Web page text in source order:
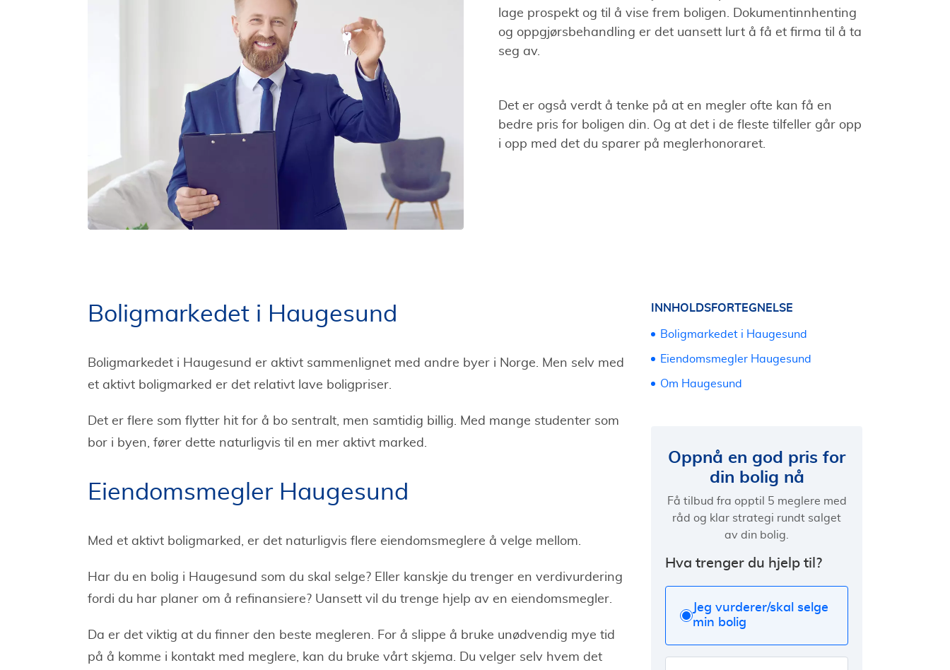
lage prospekt og til å vise frem boligen. Dokumentinnhenting
og oppgjørsbehandling er det uansett lurt å få et firma til å ta
seg av.
Det er også verdt å tenke på at en megler ofte kan få en
bedre pris for boligen din. Og at det i de fleste tilfeller går opp
i opp med det du sparer på meglerhonoraret.
Boligmarkedet i Haugesund
Boligmarkedet i Haugesund er aktivt sammenlignet med andre byer i Norge. Men selv med
et aktivt boligmarked er det relativt lave boligpriser.
Det er flere som flytter hit for å bo sentralt, men samtidig billig. Med mange studenter som
bor i byen, fører dette naturligvis til en mer aktivt marked.
Eiendomsmegler Haugesund
Med et aktivt boligmarked, er det naturligvis flere eiendomsmeglere å velge mellom.
Har du en bolig i Haugesund som du skal selge? Eller kanskje du trenger en verdivurdering
fordi du har planer om å refinansiere? Uansett vil du trenge hjelp av en eiendomsmegler.
Da er det viktig at du finner den beste megleren. For å slippe å bruke unødvendig mye tid
på å komme i kontakt med meglere, kan du bruke vårt skjema. Du velger selv hvem det
INNHOLDSFORTEGNELSE
Boligmarkedet i Haugesund
Eiendomsmegler Haugesund
Om Haugesund
Oppnå en god pris for
din bolig nå
Få tilbud fra opptil 5 meglere med
råd og klar strategi rundt salget
av din bolig.
Hva trenger du hjelp til?
Jeg vurderer/skal selge
min bolig